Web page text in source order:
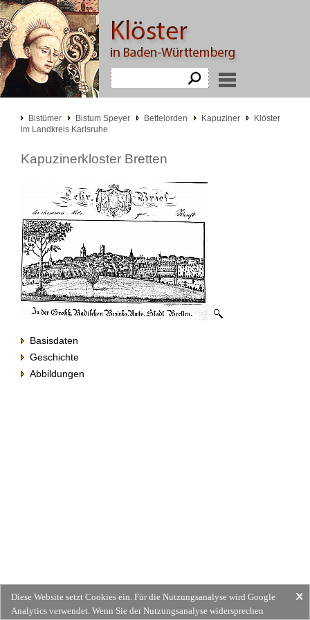
Bistümer Bistum Speyer Bettelorden Kapuziner
Klöster
im Landkreis Karlsruhe
Kapuzinerkloster Bretten
Basisdaten
Geschichte
Abbildungen
Diese Website setzt Cookies ein. Für die Nutzungsanalyse wird Google
Analytics verwendet. Wenn Sie der Nutzungsanalyse widersprechen